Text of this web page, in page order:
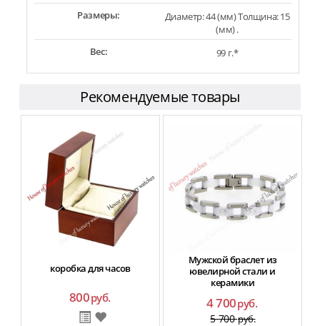
Размеры:
Диаметр: 44 (мм) Толщина: 15
(мм) .
Вес:
99 г.*
Рекомендуемые товары
коробка для часов
800руб.
Мужской браслет из
ювелирной стали и
керамики
4 700руб.
5 700руб.